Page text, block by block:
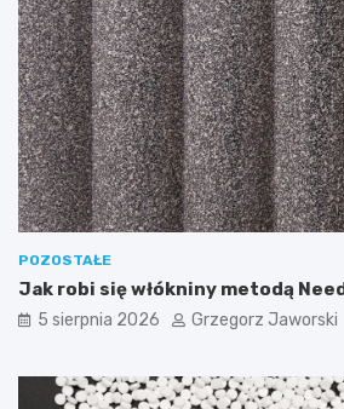
POZOSTAŁE
Jak robi się włókniny metodą
5 sierpnia 2026 Grzegorz Jaworski